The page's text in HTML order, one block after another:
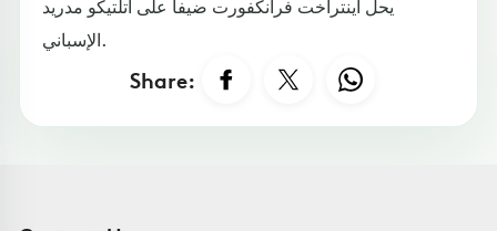
يحل آينتراخت فرانكفورت ضيفا على أتلتيكو مدريد
الإسباني.
Share: